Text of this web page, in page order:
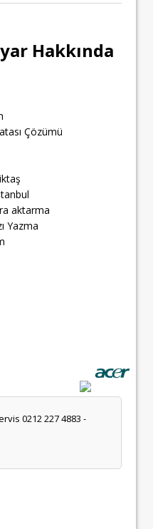
Hakkında
Çözümü
aktarma
Yazma
0212 227 4883 -